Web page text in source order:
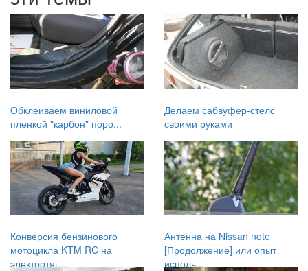
Обклеиваем виниловой
пленкой "карбон" поро...
Делаем сабвуфер-стелс
своими руками
Конверсия бензинового
мотоцикла KTM RC на
электротяг...
Антенна на Nissan note
[Продолжение] или опыт
исполь...